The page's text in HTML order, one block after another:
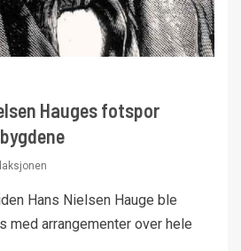
Hauges fotspor
Hans Nielsen Hauge ble
med arrangementer over hele